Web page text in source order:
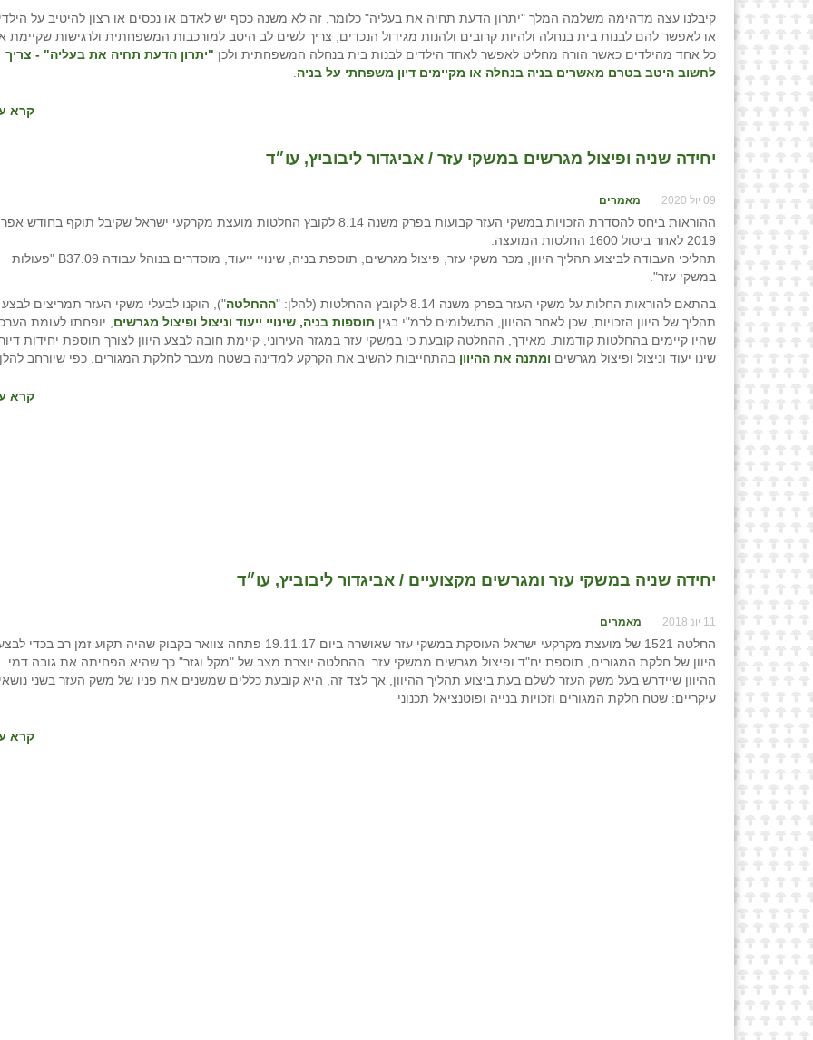
קיבלנו עצה מדהימה משלמה המלך "יתרון הדעת תחיה את בעליה" כלומר, זה לא משנה כסף יש לאדם או נכסים או רצון להיטיב על
או לאפשר להם לבנות בית בנחלה ולהיות קרובים ולהנות מגידול הנכדים, צריך לשים לב היטב למורכבות המשפחתית ולרגישות שקיימת
כל אחד מהילדים כאשר הורה מחליט לאפשר לאחד הילדים לבנות בית בנחלה המשפחתית ולכן "יתרון הדעת תחיה את בעליה" - צריך
לחשוב היטב בטרם מאשרים בניה בנחלה או מקיימים דיון משפחתי על בניה
קרא
יחידה שניה ופיצול מגרשים במשקי עזר / אביגדור ליבוביץ, עו״ד
09 יול 2020 מאמרים
ההוראות ביחס להסדרת הזכויות במשקי העזר קבועות בפרק משנה 8.14 לקובץ החלטות מועצת מקרקעי ישראל שקיבל תוקף בחודש
2019 לאחר ביטול 1600 החלטות המועצה.
תהליכי העבודה לביצוע תהליך היוון, מכר משקי עזר, פיצול מגרשים, תוספת בניה, שינויי ייעוד, מוסדרים בנוהל עבודה B37.09 "פעולות
במשקי עזר".
בהתאם להוראות החלות על משקי העזר בפרק משנה 8.14 לקובץ ההחלטות (להלן: "
ההחלטה"), הוקנו לבעלי משקי העזר תמריצים לבצע
תהליך של היוון הזכויות, שכן לאחר ההיוון, התשלומים לרמ"י בגין תוספות בניה, שינויי ייעוד וניצול ופיצול מגרשים , יופחתו לעומת
שהיו קיימים בהחלטות קודמות. מאידך, ההחלטה קובעת כי במשקי עזר במגזר העירוני, קיימת חובה לבצע היוון לצורך תוספת יחידות
שינו יעוד וניצול ופיצול מגרשים ומתנה את ההיוון בהתחייבות להשיב את הקרקע למדינה בשטח מעבר לחלקת המגורים, כפי שיורחב
קרא
יחידה שניה במשקי עזר ומגרשים מקצועיים / אביגדור ליבוביץ, עו״ד
11 יונ 2018 מאמרים
החלטה 1521 של מועצת מקרקעי ישראל העוסקת במשקי עזר שאושרה ביום 19.11.17 פתחה צוואר בקבוק שהיה תקוע זמן רב בכדי
היוון של חלקת המגורים, תוספת יח"ד ופיצול מגרשים ממשקי עזר. ההחלטה יוצרת מצב של "מקל וגזר" כך שהיא הפחיתה את גובה דמי
ההיוון שיידרש בעל משק העזר לשלם בעת ביצוע תהליך ההיוון, אך לצד זה, היא קובעת כללים שמשנים את פניו של משק העזר בשני
עיקריים: שטח חלקת המגורים וזכויות בנייה ופוטנציאל תכנוני
קרא